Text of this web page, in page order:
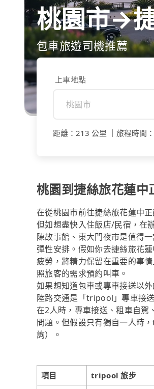
桃園市→
包車旅遊司機推薦
上車地點
距離 ： 213 公里 旅程時間 ：
桃園到捷絲旅花蓮
在從桃園市前往捷絲旅花蓮中
但如想盡快入住飯店/民宿，在
陳故事館、東大門夜市是值得
彈性安排。假如你去捷絲旅花
疲勞，將精力保留在重要的事
照旅客的需求預約叫車。
如果想知道包車或專車接送以
陸路交通是「tripool」專車接
在2人時，專車接送、租車自駕
問題。但假設只有獨自一人時
詢）。
項目 tripool 旅步